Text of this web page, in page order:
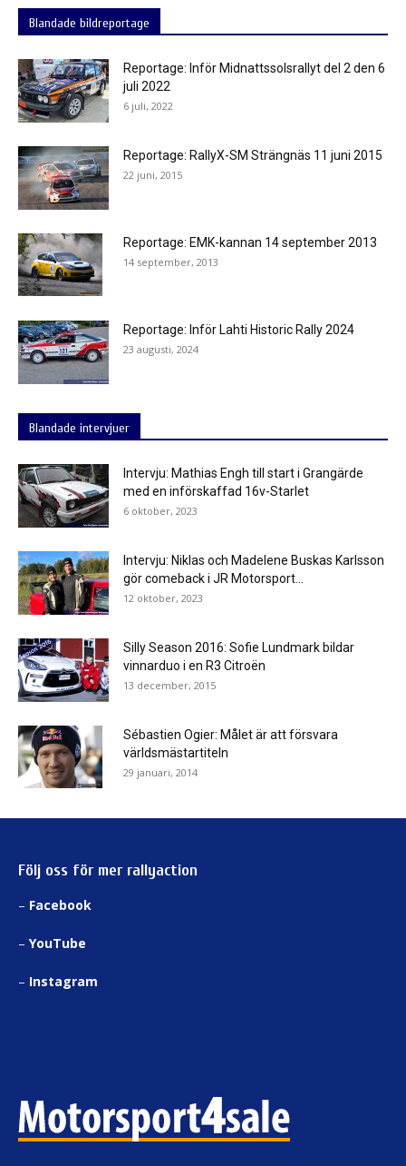
Blandade bildreportage
Reportage: Inför Midnattssolsrallyt del 2 den 6
juli 2022
6 juli, 2022
Reportage: RallyX-SM Strängnäs 11 juni 2015
22 juni, 2015
Reportage: EMK-kannan 14 september 2013
14 september, 2013
Reportage: Inför Lahti Historic Rally 2024
23 augusti, 2024
Blandade intervjuer
Intervju: Mathias Engh till start i Grangärde
med en införskaffad 16v-Starlet
6 oktober, 2023
Intervju: Niklas och Madelene Buskas Karlsson
gör comeback i JR Motorsport...
12 oktober, 2023
Silly Season 2016: Sofie Lundmark bildar
vinnarduo i en R3 Citroën
13 december, 2015
Sébastien Ogier: Målet är att försvara
världsmästartiteln
29 januari, 2014
Följ oss för mer rallyaction
– Facebook
– YouTube
– Instagram